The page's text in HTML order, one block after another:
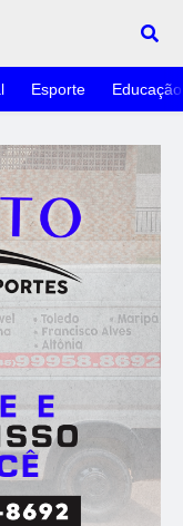
Esporte Educação